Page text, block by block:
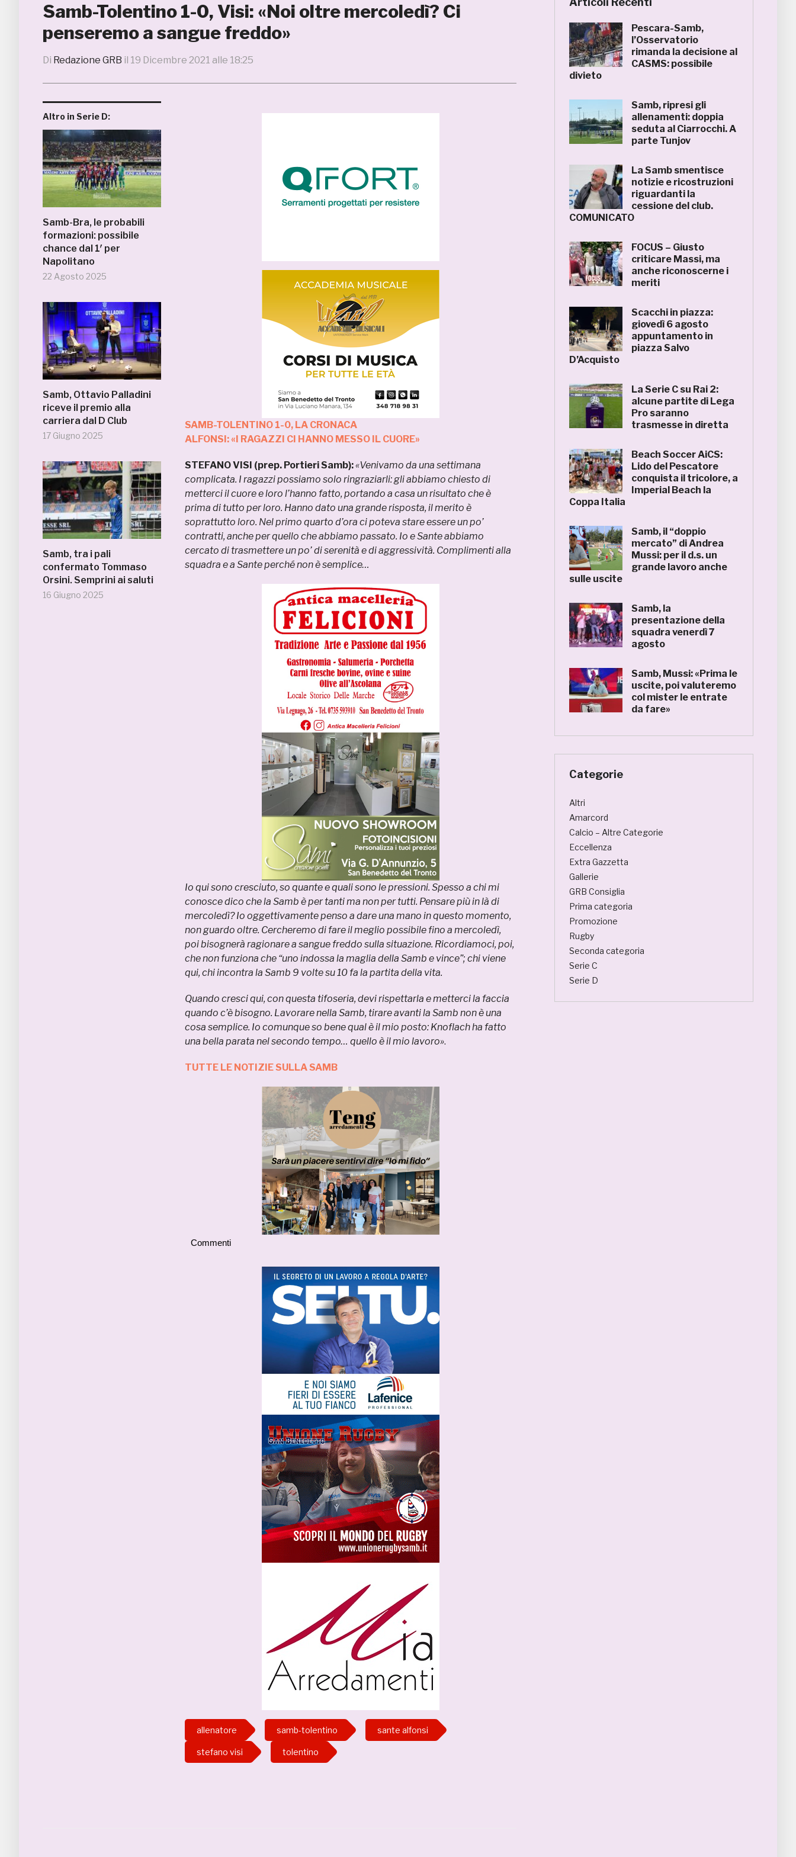
Samb-Tolentino 1-0, Visi: «Noi oltre mercoledì? Ci
penseremo a sangue freddo»
Di Redazione GRB il 19 Dicembre 2021 alle 18:25
Altro in Serie D:
Samb-Bra, le probabili
formazioni: possibile
chance dal 1′ per
Napolitano
22 Agosto 2025
Samb, Ottavio Palladini
riceve il premio alla
carriera dal D Club
17 Giugno 2025
Samb, tra i pali
confermato Tommaso
Orsini. Semprini ai saluti
16 Giugno 2025
SAMB-TOLENTINO 1-0, LA CRONACA
ALFONSI: «I RAGAZZI CI HANNO MESSO IL CUORE»
STEFANO VISI (prep. Portieri Samb):«Venivamo da una settimana
complicata. I ragazzi possiamo solo ringraziarli: gli abbiamo chiesto di
metterci il cuore e loro l’hanno fatto, portando a casa un risultato che è
prima di tutto per loro. Hanno dato una grande risposta, il merito è
soprattutto loro. Nel primo quarto d’ora ci poteva stare essere un po’
contratti, anche per quello che abbiamo passato. Io e Sante abbiamo
cercato di trasmettere un po’ di serenità e di aggressività. Complimenti alla
squadra e a Sante perché non è semplice…
Io qui sono cresciuto, so quante e quali sono le pressioni. Spesso a chi mi
conosce dico che la Samb è per tanti ma non per tutti. Pensare più in là di
mercoledì? Io oggettivamente penso a dare una mano in questo momento,
non guardo oltre. Cercheremo di fare il meglio possibile fino a mercoledì,
poi bisognerà ragionare a sangue freddo sulla situazione. Ricordiamoci, poi,
che non funziona che “uno indossa la maglia della Samb e vince”; chi viene
qui, chi incontra la Samb 9 volte su 10 fa la partita della vita.
Quando cresci qui, con questa tifoseria, devi rispettarla e metterci la faccia
quando c’è bisogno. Lavorare nella Samb, tirare avanti la Samb non è una
cosa semplice. Io comunque so bene qual è il mio posto: Knoflach ha fatto
una bella parata nel secondo tempo… quello è il mio lavoro».
TUTTE LE NOTIZIE SULLA SAMB
Commenti
allenatore samb-tolentino sante alfonsi
stefano visi tolentino
Pescara-Samb,
l’Osservatorio
rimanda la decisione al
CASMS: possibile
divieto
Samb, ripresi gli
allenamenti: doppia
seduta al Ciarrocchi. A
parte Tunjov
La Samb smentisce
notizie e ricostruzioni
riguardanti la
cessione del club.
COMUNICATO
FOCUS – Giusto
criticare Massi, ma
anche riconoscerne i
meriti
Scacchi in piazza:
giovedì 6 agosto
appuntamento in
piazza Salvo
D’Acquisto
La Serie C su Rai 2:
alcune partite di Lega
Pro saranno
trasmesse in diretta
Beach Soccer AiCS:
Lido del Pescatore
conquista il tricolore, a
Imperial Beach la
Coppa Italia
Samb, il “doppio
mercato” di Andrea
Mussi: per il d.s. un
grande lavoro anche
sulle uscite
Samb, la
presentazione della
squadra venerdì 7
agosto
Samb, Mussi: «Prima le
uscite, poi valuteremo
col mister le entrate
da fare»
Categorie
Altri
Amarcord
Calcio – Altre Categorie
Eccellenza
Extra Gazzetta
Gallerie
GRB Consiglia
Prima categoria
Promozione
Rugby
Seconda categoria
Serie C
Serie D